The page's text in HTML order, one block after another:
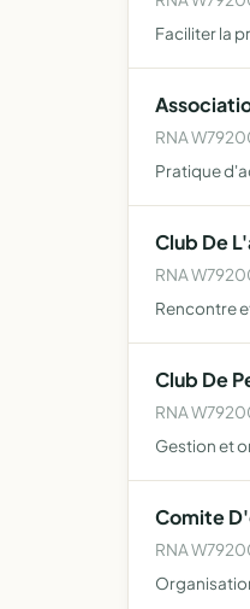
Faciliter la
RNA
Pratique
Club De
RNA
Rencontre
Club De
RNA
Gestion et
Comite
RNA